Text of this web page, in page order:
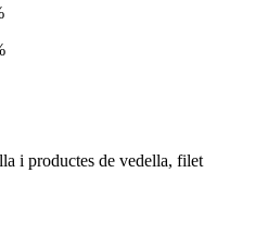
i productes de vedella, filet